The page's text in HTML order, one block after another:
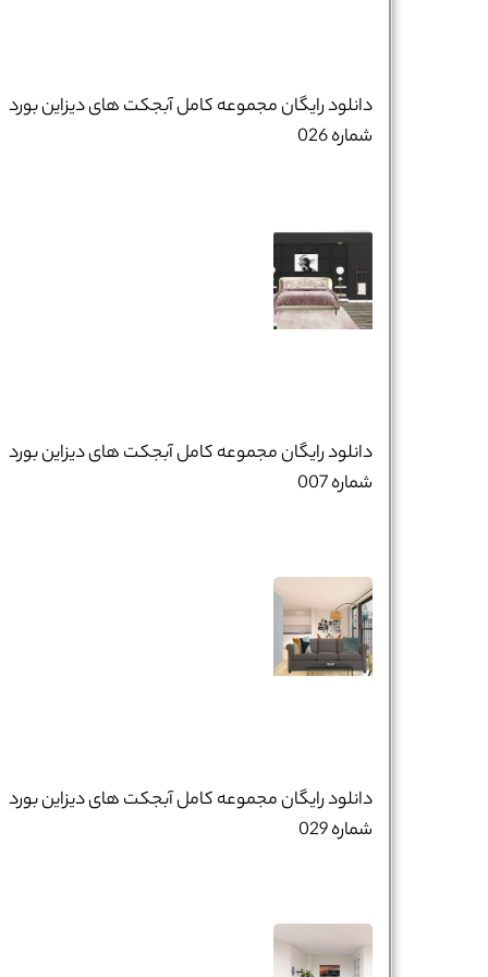
دانلود رایگان مجموعه کامل آبجکت های دیزاین بورد
شماره 026
دانلود رایگان مجموعه کامل آبجکت های دیزاین بورد
شماره 007
دانلود رایگان مجموعه کامل آبجکت های دیزاین بورد
شماره 029